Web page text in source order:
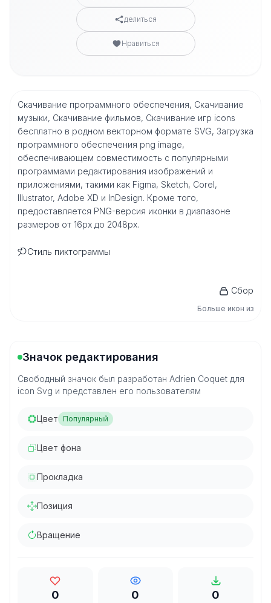
делиться
Нравиться
Скачивание программного обеспечения, Скачивание
музыки, Скачивание фильмов, Скачивание игр icons
бесплатно в родном векторном формате SVG, Загрузка
программного обеспечения png image,
обеспечивающем совместимость с популярными
программами редактирования изображений и
приложениями, такими как Figma, Sketch, Corel,
Illustrator, Adobe XD и InDesign. Кроме того,
предоставляется PNG-версия иконки в диапазоне
размеров от 16px до 2048px.
Стиль пиктограммы
Сбор
Больше икон из
Значок редактирования
Свободный значок был разработан Adrien Coquet для
icon Svg и представлен его пользователям
Цвет Популярный
Цвет фона
Прокладка
Позиция
Вращение
0 0 0